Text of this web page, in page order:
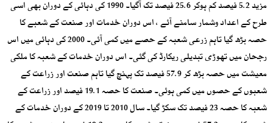
مزید 5.2 فیصد کم ہوکر 25.6 فیصد تک آگیا۔ 1990 کی دہائی کے دوران بھی اسی
طرح کے اعداد وشمار سامنے آئے ، اس دوران خدمات اور صنعت کے شعبے کا
حصہ بڑھ گیا تاہم زرعی شعبہ کے حصے میں کمی آئی۔ 2000 کی دہائی میں اس
رجحان میں تھوڑی تبدیلی ریکارڈ کی گئی۔ اس دوران خدمات کے شعبہ کا ملکی
معیشت میں حصہ بڑھ کر 57.9 فیصد تک پہنچ گیا تاہم صنعت اور زراعت کے
شعبوں کے حصوں میں کمی ہوئی۔ صنعت کا حصہ 19.1 فیصد اور زراعت کے
شعبہ کا حصہ 23 فیصد تک سکڑ گیا۔ سال 2010 تا 2019 کے دوران خدمات کے